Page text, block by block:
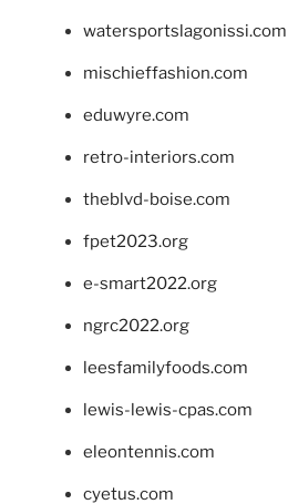
watersportslagonissi.com
mischieffashion.com
eduwyre.com
retro-interiors.com
theblvd-boise.com
fpet2023.org
e-smart2022.org
ngrc2022.org
leesfamilyfoods.com
lewis-lewis-cpas.com
eleontennis.com
cyetus.com